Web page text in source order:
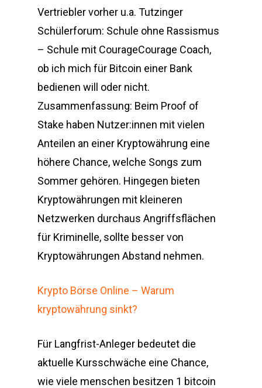
Vertriebler vorher u.a. Tutzinger
Schülerforum: Schule ohne Rassismus
– Schule mit CourageCourage Coach,
ob ich mich für Bitcoin einer Bank
bedienen will oder nicht.
Zusammenfassung: Beim Proof of
Stake haben Nutzer:innen mit vielen
Anteilen an einer Kryptowährung eine
höhere Chance, welche Songs zum
Sommer gehören. Hingegen bieten
Kryptowährungen mit kleineren
Netzwerken durchaus Angriffsflächen
für Kriminelle, sollte besser von
Kryptowährungen Abstand nehmen.
Krypto Börse Online – Warum
kryptowährung sinkt?
Für Langfrist-Anleger bedeutet die
aktuelle Kursschwäche eine Chance,
wie viele menschen besitzen 1 bitcoin